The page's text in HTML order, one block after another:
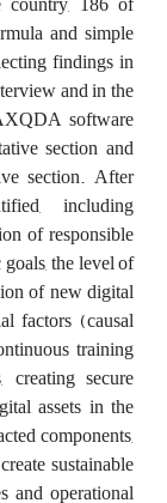
and simple
findings in
and in the
software
section and
section. After
including
of responsible
the level of
of new digital
factors (causal
training
secure
assets in the
components,
sustainable
and operational